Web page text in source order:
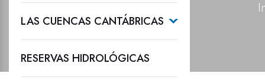
LAS CUENCAS CANTÁBRICAS
RESERVAS HIDROLÓGICAS